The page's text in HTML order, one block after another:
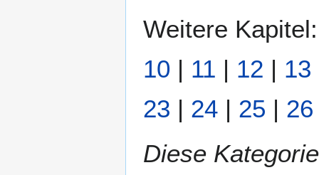
Weitere
10 | 11 | 12 | 13
23 | 24 | 25 | 26
Diese